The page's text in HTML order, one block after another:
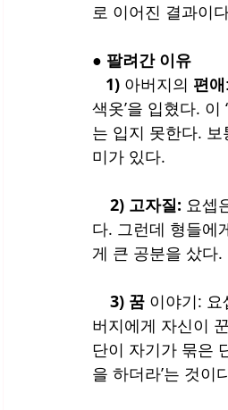
로 이어진 결과이
● 팔려간 이유
   1)
아버지의 편애
색옷’을 입혔다.
는 입지 못한다. 보
미가 있다.
2) 고자질: 요셉
다. 그런데 형들에
게 큰 공분을 샀다.
3) 꿈 이야기:
버지에게 자신이
단이 자기가 묶은
을 하더라’는 것